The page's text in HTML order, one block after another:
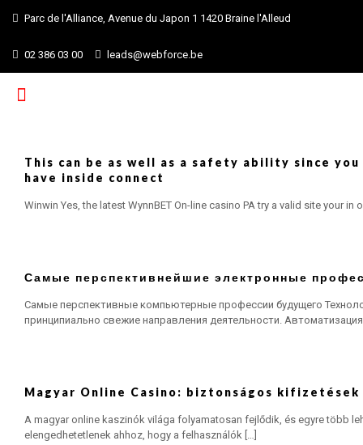
Parc de l'Alliance, Avenue du Japon 1 1420 Braine l'Alleud
02 386 03 00 leads@webforce.be
This can be as well as a safety ability since
have inside connect
Winwin Yes, the latest WynnBET On-line casino PA try a valid site your
Самые перспективнейшие электронные
Самые перспективные компьютерные профессии будущего
принципиально свежие направления деятельности.
Magyar Online Casino: biztonságos
A magyar online kaszinók világa folyamatosan fejlődik, és egyre több
elengedhetetlenek ahhoz, hogy a felhasználók[…]